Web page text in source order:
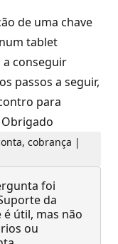
de uma chave
tablet
conseguir
passos a seguir,
para
cobrança |
foi
da
útil, mas não
ou